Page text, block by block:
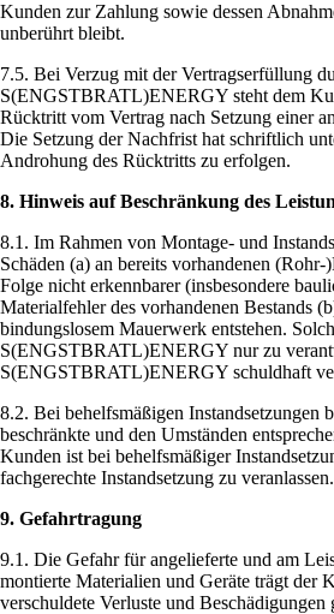
Kunden zur Zahlung sowie dessen
unberührt bleibt.
7.5. Bei Verzug mit der Vertragserfüllung
S(ENGSTBRATL)ENERGY steht dem
Rücktritt vom Vertrag nach Setzung einer
Die Setzung der Nachfrist hat schriftlich
Androhung des Rücktritts zu erfolgen.
8. Hinweis auf Beschränkung des
8.1. Im Rahmen von Montage- und
Schäden (a) an bereits vorhandenen
Folge nicht erkennbarer (insbesondere
Materialfehler des vorhandenen Bestands
bindungslosem Mauerwerk entstehen.
S(ENGSTBRATL)ENERGY nur zu
S(ENGSTBRATL)ENERGY schuldhaft
8.2. Bei behelfsmäßigen Instandsetzungen
beschränkte und den Umständen
Kunden ist bei behelfsmäßiger
fachgerechte Instandsetzung zu veranlassen.
9. Gefahrtragung
9.1. Die Gefahr für angelieferte und am
montierte Materialien und Geräte trägt der
verschuldete Verluste und Beschädigungen